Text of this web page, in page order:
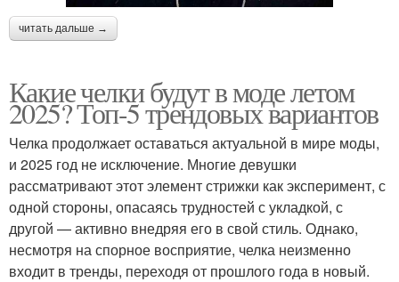
читать дальше →
Какие челки будут в моде летом
2025? Топ-5 трендовых вариантов
Челка продолжает оставаться актуальной в мире моды,
и 2025 год не исключение. Многие девушки
рассматривают этот элемент стрижки как эксперимент, с
одной стороны, опасаясь трудностей с укладкой, с
другой — активно внедряя его в свой стиль. Однако,
несмотря на спорное восприятие, челка неизменно
входит в тренды, переходя от прошлого года в новый.